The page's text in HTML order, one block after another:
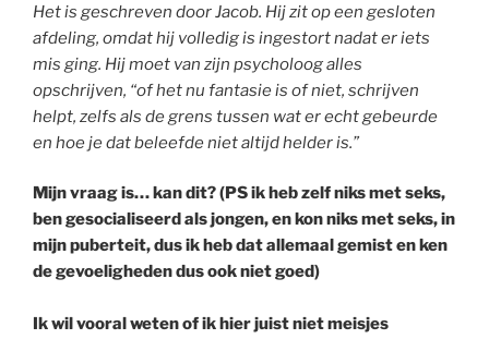
Het is geschreven door Jacob. Hij zit op een gesloten
afdeling, omdat hij volledig is ingestort nadat er iets
mis ging. Hij moet van zijn psycholoog alles
opschrijven, “of het nu fantasie is of niet, schrijven
helpt, zelfs als de grens tussen wat er echt gebeurde
en hoe je dat beleefde niet altijd helder is.”
Mijn vraag is… kan dit? (PS ik heb zelf niks met seks,
ben gesocialiseerd als jongen, en kon niks met seks, in
mijn puberteit, dus ik heb dat allemaal gemist en ken
de gevoeligheden dus ook niet goed)
Ik wil vooral weten of ik hier juist niet meisjes